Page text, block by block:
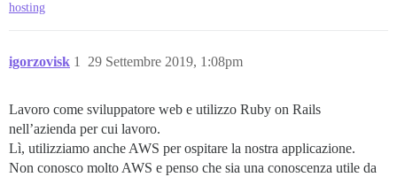
hosting
igorzovisk 29 Settembre 2019, 1:08pm
1
Lavoro come sviluppatore web e utilizzo Ruby on Rails
nell’azienda per cui lavoro.
Lì, utilizziamo anche AWS per ospitare la nostra applicazione.
Non conosco molto AWS e penso che sia una conoscenza utile da